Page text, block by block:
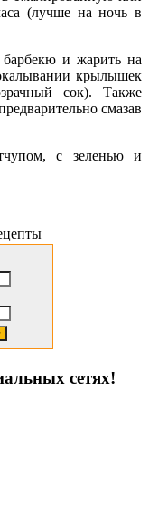
(лучше на ночь в
и жарить на
крылышек
сок). Также
смазав
с зеленью и
сетях!